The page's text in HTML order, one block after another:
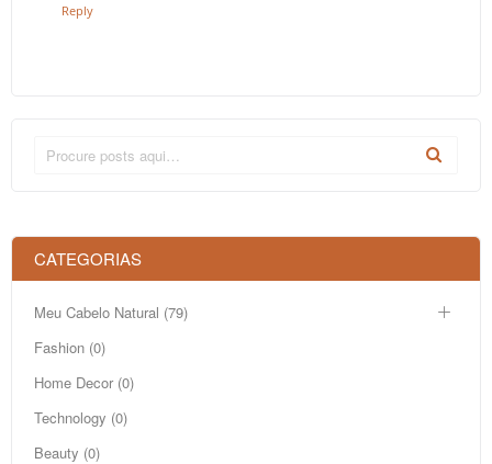
Reply
CATEGORIAS
Meu Cabelo Natural (79)
Fashion (0)
Home Decor (0)
Technology (0)
Beauty (0)